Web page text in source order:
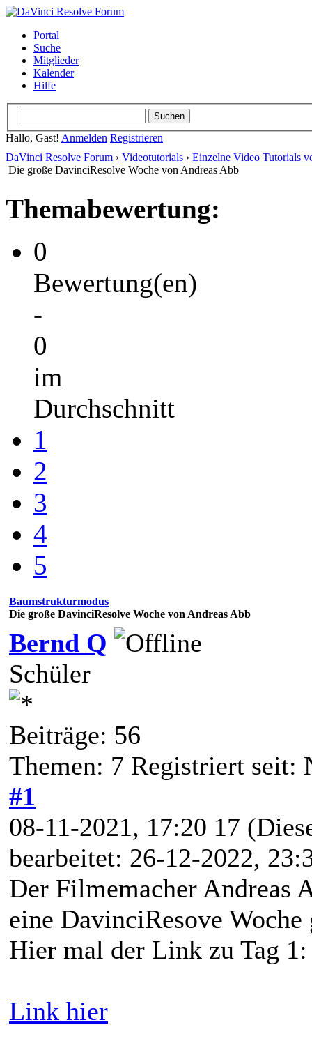
Portal
Suche
Mitglieder
Kalender
Hilfe
Hallo, Gast! Anmelden Registrieren
DaVinci Resolve Forum › Videotutorials › Einzelne Video Tutorials
Die große DavinciResolve Woche von Andreas Abb
Themabewertung:
0
Bewertung(en)
-
0
im
Durchschnitt
1
2
3
4
5
Baumstrukturmodus
Die große DavinciResolve Woche von Andreas Abb
Bernd Q
Schüler
Beiträge: 56
Themen: 7 Registriert seit:
#1
08-11-2021, 17:20 17
bearbeitet: 26-12-2022,
Der Filmemacher Andreas
eine DavinciResove Woche
Hier mal der Link zu Tag 1:
Link hier